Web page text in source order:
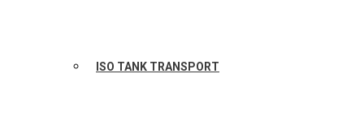
ISO TANK TRANSPORT